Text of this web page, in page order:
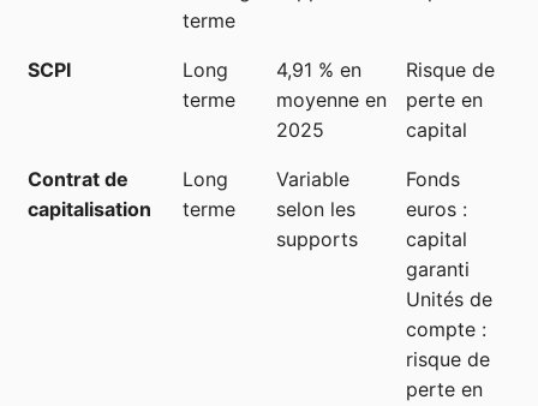
terme
SCPI
Long
terme
4,91 % en
moyenne en
2025
Risque de
perte en
capital
Contrat de
capitalisation
Long
terme
Variable
selon les
supports
Fonds
euros :
capital
garanti
Unités de
compte :
risque de
perte en